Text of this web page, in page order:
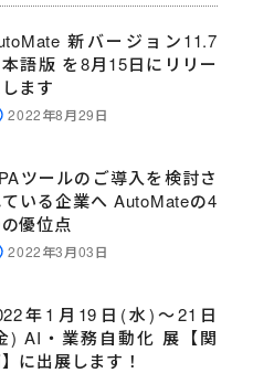
新バージョン11.7
本語版 を8月15日にリリー
ます
2022年8月29日
ツールのご導入を検討さ
いる企業へ AutoMateの4
優位点
2022年3月03日
年1月19日(水)～21日
) AI・業務自動化 展【関
に出展します！